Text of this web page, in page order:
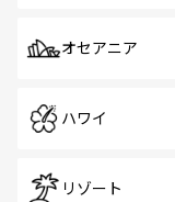
オセアニア
ハワイ
リゾート